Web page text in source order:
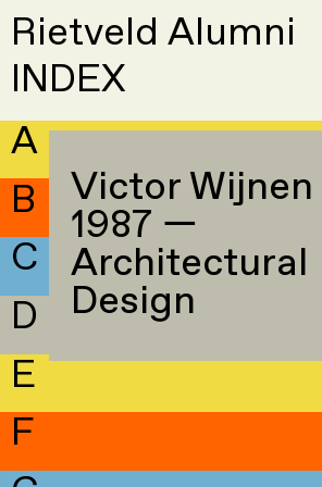
Rietveld Alumni
INDEX
A
B
C
D
E
F
Victor Wijnen
1987 —
Architectural
Design